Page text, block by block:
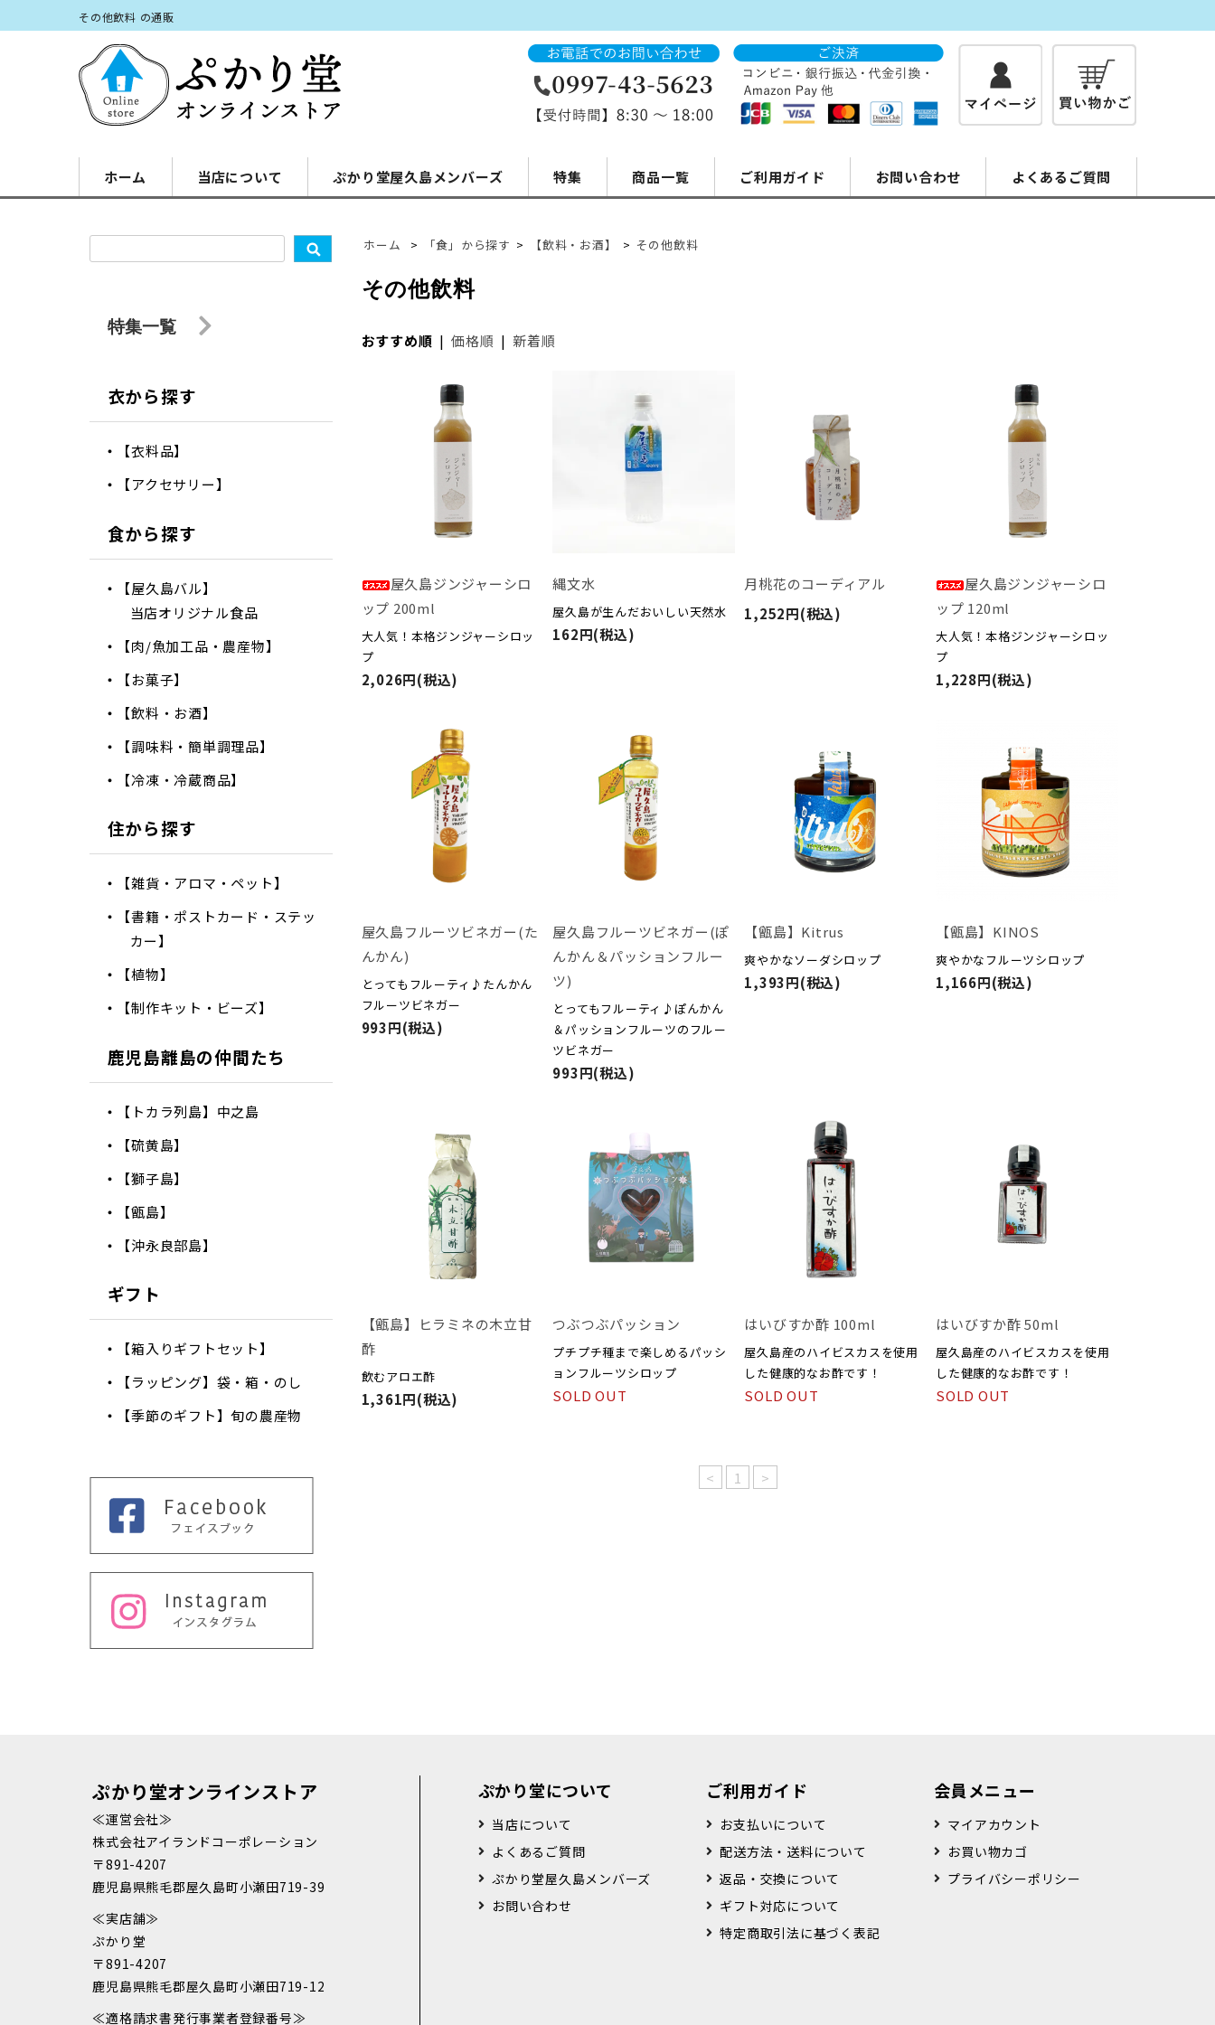
その他飲料 の通販
ホーム 当店について ぷかり堂屋久島メンバーズ 特集 商品一覧 ご利用ガイド お問い合わせ よくあるご質問
ホーム > 「食」から探す > 【飲料・お酒】 > その他飲料
その他飲料
おすすめ順 |価格順 | 新着順
屋久島ジンジャーシロ
ップ 200ml
大人気！本格ジンジャーシロッ
プ
2,026円(税込)
縄文水
屋久島が生んだおいしい天然水
162円(税込)
月桃花のコーディアル
1,252円(税込)
屋久島ジンジャーシロ
ップ 120ml
大人気！本格ジンジャーシロッ
プ
1,228円(税込)
屋久島フルーツビネガー(た
んかん)
とってもフルーティ♪たんかん
フルーツビネガー
993円(税込)
屋久島フルーツビネガー(ぽ
んかん＆パッションフルー
ツ)
とってもフルーティ♪ぽんかん
＆パッションフルーツのフルー
ツビネガー
993円(税込)
【甑島】Kitrus
爽やかなソーダシロップ
1,393円(税込)
【甑島】KINOS
爽やかなフルーツシロップ
1,166円(税込)
【甑島】ヒラミネの木立甘
酢
飲むアロエ酢
1,361円(税込)
つぶつぶパッション
プチプチ種まで楽しめるパッシ
ョンフルーツシロップ
SOLD OUT
はいびすか酢 100ml
屋久島産のハイビスカスを使用
した健康的なお酢です！
SOLD OUT
はいびすか酢 50ml
屋久島産のハイビスカスを使用
した健康的なお酢です！
SOLD OUT
< 1 >
特集一覧
衣から探す
【衣料品】
【アクセサリー】
食から探す
【屋久島バル】
当店オリジナル食品
【肉/魚加工品・農産物】
【お菓子】
【飲料・お酒】
【調味料・簡単調理品】
【冷凍・冷蔵商品】
住から探す
【雑貨・アロマ・ペット】
【書籍・ポストカード・ステッ
カー】
【植物】
【制作キット・ビーズ】
鹿児島離島の仲間たち
【トカラ列島】中之島
【硫黄島】
【獅子島】
【甑島】
【沖永良部島】
ギフト
【箱入りギフトセット】
【ラッピング】袋・箱・のし
【季節のギフト】旬の農産物
ぷかり堂オンラインストア
≪運営会社≫
株式会社アイランドコーポレーション
〒891-4207
鹿児島県熊毛郡屋久島町小瀬田719-39
≪実店舗≫
ぷかり堂
〒891-4207
鹿児島県熊毛郡屋久島町小瀬田719-12
≪適格請求書発行事業者登録番号≫
ぷかり堂について
当店について
よくあるご質問
ぷかり堂屋久島メンバーズ
お問い合わせ
ご利用ガイド
お支払いについて
配送方法・送料について
返品・交換について
ギフト対応について
特定商取引法に基づく表記
会員メニュー
マイアカウント
お買い物カゴ
プライバシーポリシー